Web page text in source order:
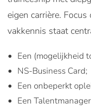
eigen carrière.
vakkennis staat
Een (mogelijkheid
NS-Business Card;
Een onbeperkt
Een